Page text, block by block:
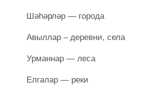
Шәһәрләр — города
Авыллар – деревни, села
Урманнар — леса
Елгалар — реки